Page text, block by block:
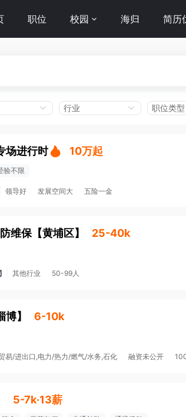
职位 校园 海归 简历
行业 职位类型
场进行时 10万起
验不限
领导好 发展空间大 五险一金
维保 【黄埔区】 25-40k
其他行业 50-99人
博】 6-10k
易/进出口,电力/热力/燃气/水务,石化 融资未公开
5-7k·13薪